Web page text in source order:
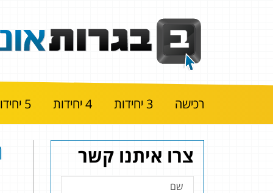
רכישה 3 יחידות 4 יחידות 5 יחידות
צרו איתנו קשר